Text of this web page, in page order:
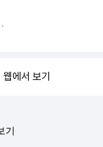
에서 보기
기